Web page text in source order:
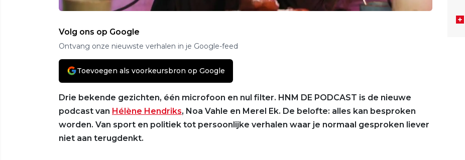
Volg ons op Google
Ontvang onze nieuwste verhalen in je Google-feed
Toevoegen als voorkeursbron op Google
Drie bekende gezichten, één microfoon en nul filter. HNM DE PODCAST is de nieuwe
podcast van Hélène Hendriks, Noa Vahle en Merel Ek. De belofte: alles kan besproken
worden. Van sport en politiek tot persoonlijke verhalen waar je normaal gesproken liever
niet aan terugdenkt.